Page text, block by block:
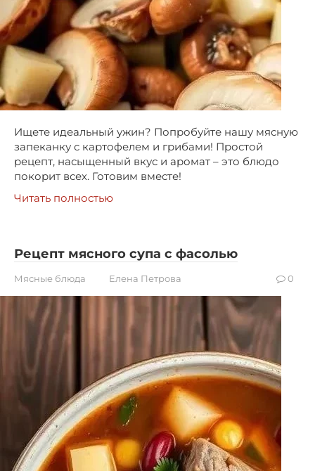
Ищете идеальный ужин? Попробуйте нашу мясную
запеканку с картофелем и грибами! Простой
рецепт, насыщенный вкус и аромат – это блюдо
покорит всех. Готовим вместе!
Читать полностью
Рецепт мясного супа с фасолью
Мясные блюда Елена Петрова 0